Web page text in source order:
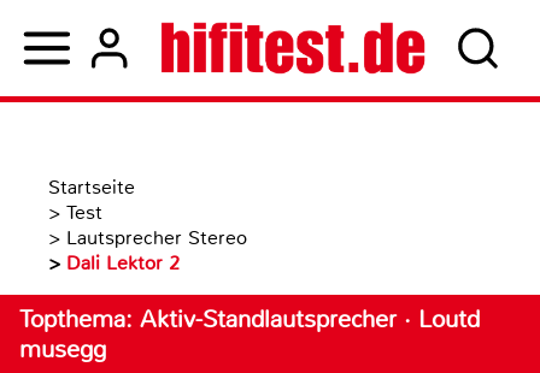
Startseite
> Test
> Lautsprecher Stereo
> Dali Lektor 2
Topthema: Aktiv-Standlautsprecher · Loutd
musegg